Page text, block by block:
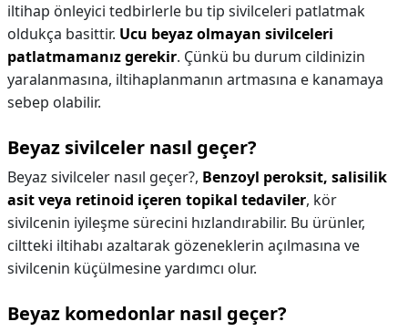
iltihap önleyici tedbirlerle bu tip sivilceleri patlatmak
oldukça basittir. Ucu beyaz olmayan sivilceleri
patlatmamanız gerekir. Çünkü bu durum cildinizin
yaralanmasına, iltihaplanmanın artmasına e kanamaya
sebep olabilir.
Beyaz sivilceler nasıl geçer?
Beyaz sivilceler nasıl geçer?, Benzoyl peroksit, salisilik
asit veya retinoid içeren topikal tedaviler, kör
sivilcenin iyileşme sürecini hızlandırabilir. Bu ürünler,
ciltteki iltihabı azaltarak gözeneklerin açılmasına ve
sivilcenin küçülmesine yardımcı olur.
Beyaz komedonlar nasıl geçer?